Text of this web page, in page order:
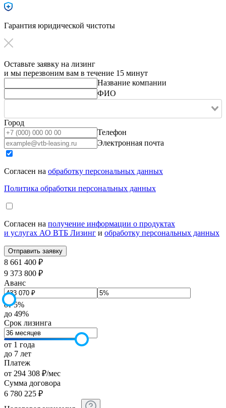
Гарантия юридической чистоты
Оставьте заявку на лизинг
и мы перезвоним вам в течение 15 минут
Название компании
ФИО
Город
Телефон
Электронная почта
Согласен на обработку персональных данных
Политика обработки персональных данных
Согласен на получение информации о продуктах
и услугах АО ВТБ Лизинг и обработку персональных данных
8 661 400 ₽
9 373 800 ₽
Аванс
от 5%
до 49%
Срок лизинга
от 1 года
до 7 лет
Платеж
от 294 308 ₽/мес
Сумма договора
6 780 225 ₽